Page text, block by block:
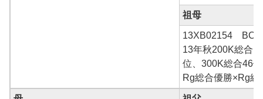
祖母
13XB02154
13年秋200K総合
位、300K総合46
Rg総合優勝×Rg総